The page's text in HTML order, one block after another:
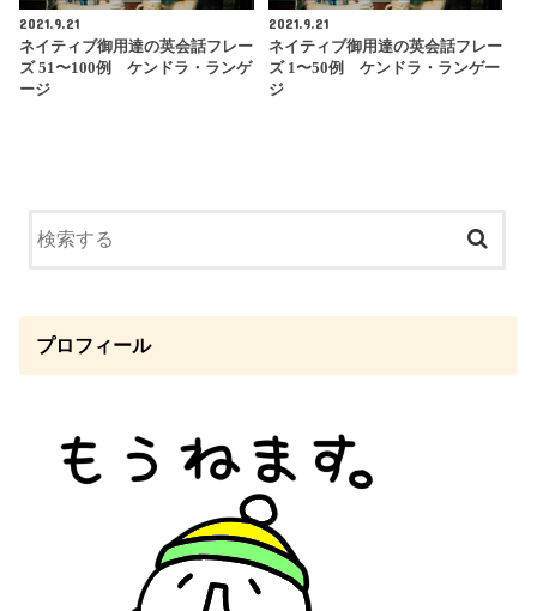
2021.9.21
ネイティブ御用達の英会話フレー
ズ 51〜100例 ケンドラ・ランゲ
ージ
2021.9.21
ネイティブ御用達の英会話フレー
ズ 1〜50例 ケンドラ・ランゲー
ジ
プロフィール